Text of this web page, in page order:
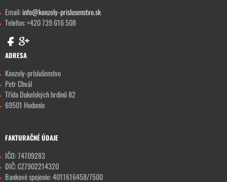
Email:info@konzoly-prislusenstvo.sk
Telefon: +420 739 616 508
ADRESA
Konzoly-príslušenstvo
Petr Chvál
Třída Dukelských hrdinů 82
69501 Hodonín
FAKTURAČNÉ ÚDAJE
IČO: 74709283
DIČ: CZ7902214320
Bankové spojenie: 4011616458/7500